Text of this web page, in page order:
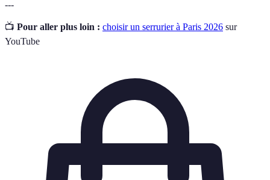
---
📺 Pour aller plus loin : choisir un serrurier à Paris 2026 sur
YouTube